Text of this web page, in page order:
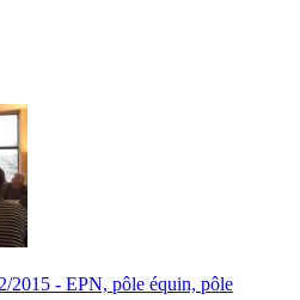
2015 - EPN, pôle équin, pôle